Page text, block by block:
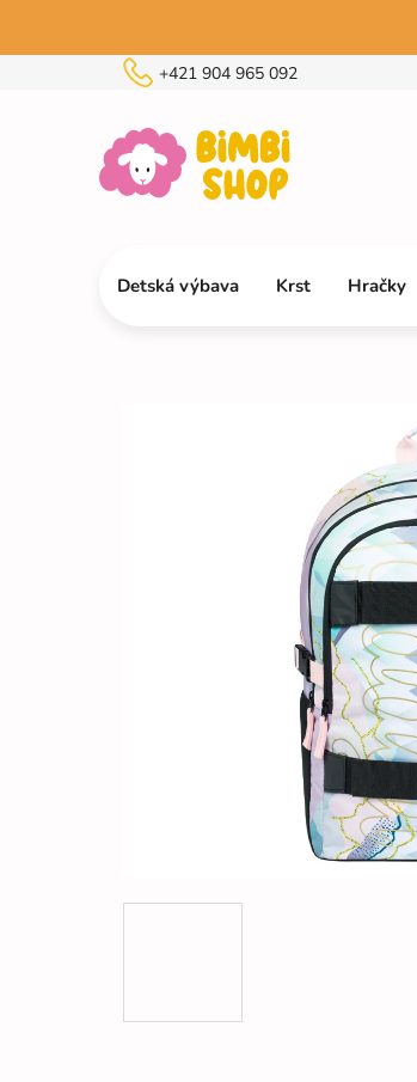
+421 904 965 092
Detská výbava Krst Hračky